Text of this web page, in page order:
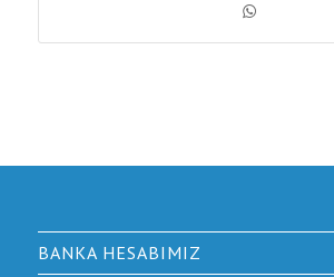
BANKA HESABIMIZ